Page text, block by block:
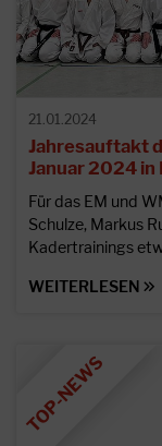
21.01.2024
Jahresauftakt
Januar 2024
Für das EM und
Schulze, Markus
Kadertrainings
WEITERLESEN